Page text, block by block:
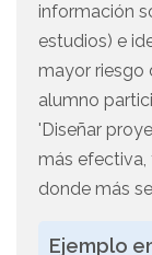
información
estudios) e
mayor riesgo
alumno
'Diseñar
más
donde más
Ejemplo